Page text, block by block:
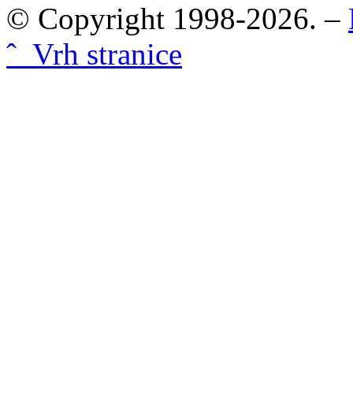
© Copyright 1998-2026. –
ˆ Vrh stranice